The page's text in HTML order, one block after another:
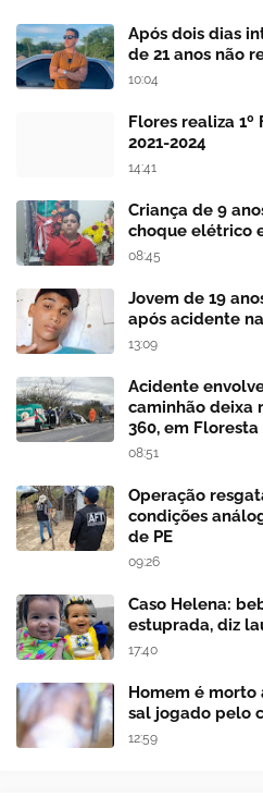
Após dois dias
de 21 anos não
10:04
Flores realiza
2021-2024
14:41
Criança de 9
choque elétrico
08:45
Jovem de 19
após acidente
13:09
Acidente
caminhão deixa
360, em Floresta
08:51
Operação
condições
de PE
09:26
Caso Helena:
estuprada, diz
17:40
Homem é morto
sal jogado pelo
12:59